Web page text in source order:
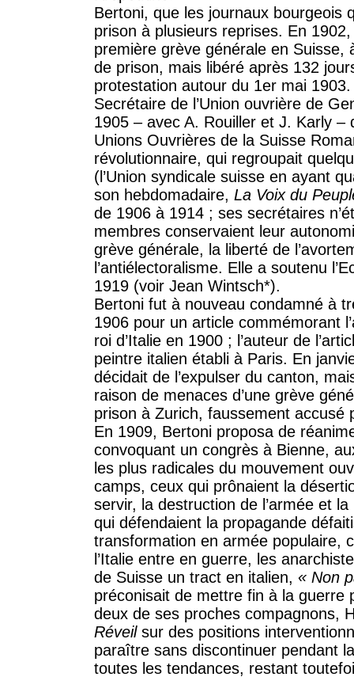
Bertoni, que les journaux bourgeois
prison à plusieurs reprises. En
première grève générale en
de prison, mais libéré après 132
protestation autour du 1er mai 1903.
Secrétaire de l’Union ouvrière de
1905 – avec A. Rouiller et J. Karly
Unions Ouvrières de la Suisse
révolutionnaire, qui regroupait
(l’Union syndicale suisse en ayant
son hebdomadaire, La Voix du
de 1906 à 1914 ; ses secrétaires
membres conservaient leur
grève générale, la liberté de
l’antiélectoralisme. Elle a soutenu
1919 (voir Jean Wintsch*).
Bertoni fut à nouveau condamné à
1906 pour un article commémorant
roi d’Italie en 1900 ; l’auteur de
peintre italien établi à Paris. En
décidait de l’expulser du canton,
raison de menaces d’une grève
prison à Zurich, faussement accusé
En 1909, Bertoni proposa de
convoquant un congrès à Bienne,
les plus radicales du mouvement
camps, ceux qui prônaient la
servir, la destruction de l’armée et
qui défendaient la propagande
transformation en armée populaire,
l’Italie entre en guerre, les
de Suisse un tract en italien, « Non
préconisait de mettre fin à la guerre
deux de ses proches compagnons,
Réveil sur des positions
paraître sans discontinuer pendant
toutes les tendances, restant